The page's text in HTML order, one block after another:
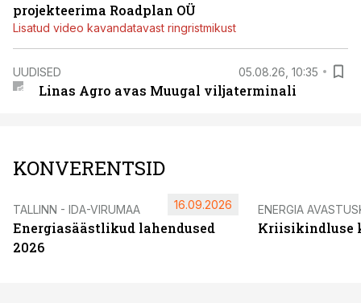
projekteerima Roadplan OÜ
Lisatud video kavandatavast ringristmikust
UUDISED 05.08.26, 10:35
Linas Agro avas Muugal viljaterminali
KONVERENTSID
TALLINN - IDA-VIRUMAA
Energiasäästlikud lahendused
2026
16.09.2026 ENERGIA
Kriisikindluse